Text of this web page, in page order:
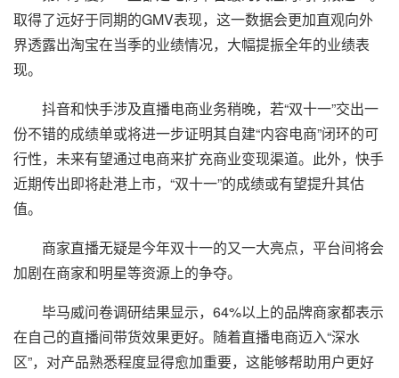
取得了远好于同期的GMV表现，这一数据会更加直观向外
界透露出淘宝在当季的业绩情况，大幅提振全年的业绩表
现。
抖音和快手涉及直播电商业务稍晚，若“双十一”交出一
份不错的成绩单或将进一步证明其自建“内容电商”闭环的可
行性，未来有望通过电商来扩充商业变现渠道。此外，快手
近期传出即将赴港上市，“双十一”的成绩或有望提升其估
值。
商家直播无疑是今年双十一的又一大亮点，平台间将会
加剧在商家和明星等资源上的争夺。
毕马威问卷调研结果显示，64%以上的品牌商家都表示
在自己的直播间带货效果更好。随着直播电商迈入“深水
区”，对产品熟悉程度显得愈加重要，这能够帮助用户更好